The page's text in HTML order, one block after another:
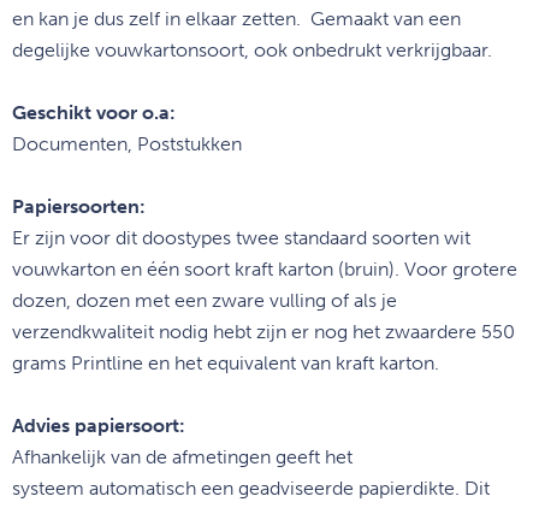
en kan je dus zelf in elkaar zetten. Gemaakt van een
degelijke vouwkartonsoort, ook onbedrukt verkrijgbaar.
Geschikt voor o.a:
Documenten, Poststukken
Papiersoorten:
Er zijn voor dit doostypes twee standaard soorten wit
vouwkarton en één soort kraft karton (bruin). Voor grotere
dozen, dozen met een zware vulling of als je
verzendkwaliteit nodig hebt zijn er nog het zwaardere 550
grams Printline en het equivalent van kraft karton.
Advies papiersoort:
Afhankelijk van de afmetingen geeft het
systeem automatisch een geadviseerde papierdikte. Dit